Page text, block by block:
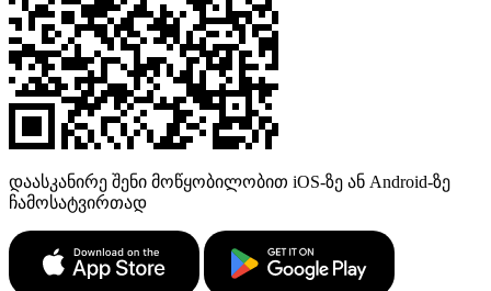
დაასკანირე შენი მოწყობილობით iOS-ზე ან Android-ზე
ჩამოსატვირთად